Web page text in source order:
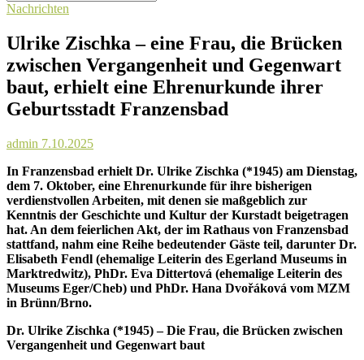
…
Nachrichten
Ulrike Zischka – eine Frau, die Brücken
zwischen Vergangenheit und Gegenwart
baut, erhielt eine Ehrenurkunde ihrer
Geburtsstadt Franzensbad
admin 7.10.2025
In Franzensbad erhielt Dr. Ulrike Zischka (*1945) am Dienstag,
dem 7. Oktober, eine Ehrenurkunde für ihre bisherigen
verdienstvollen Arbeiten, mit denen sie maßgeblich zur
Kenntnis der Geschichte und Kultur der Kurstadt beigetragen
hat. An dem feierlichen Akt, der im Rathaus von Franzensbad
stattfand, nahm eine Reihe bedeutender Gäste teil, darunter Dr.
Elisabeth Fendl (ehemalige Leiterin des Egerland Museums in
Marktredwitz), PhDr. Eva Dittertová (ehemalige Leiterin des
Museums Eger/Cheb) und PhDr. Hana Dvořáková vom MZM
in Brünn/Brno.
Dr. Ulrike Zischka (*1945) – Die Frau, die Brücken zwischen
Vergangenheit und Gegenwart baut